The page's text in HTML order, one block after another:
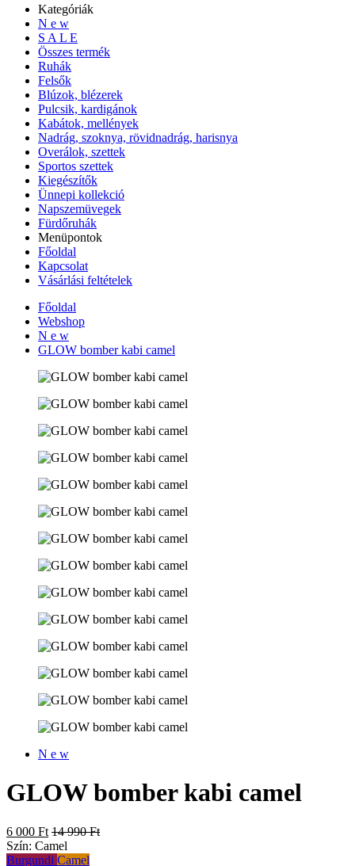
Kategóriák
N e w
S A L E
Összes termék
Ruhák
Felsők
Blúzok, blézerek
Pulcsik, kardigánok
Kabátok, mellények
Nadrág, szoknya, rövidnadrág, harisnya
Overálok, szettek
Sportos szettek
Kiegészítők
Ünnepi kollekció
Napszemüvegek
Fürdőruhák
Menüpontok
Főoldal
Kapcsolat
Vásárlási feltételek
Főoldal
Webshop
N e w
GLOW bomber kabi camel
N e w
GLOW bomber kabi camel
6 000 Ft 14 990 Ft
Szín: Camel
Burgundi Camel